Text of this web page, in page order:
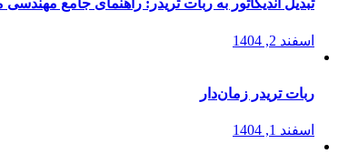
تبدیل اندیکاتور به ربات تریدر: راهنمای جامع مهندسی
اسفند 2, 1404
ربات تریدر زمان‌دار
اسفند 1, 1404